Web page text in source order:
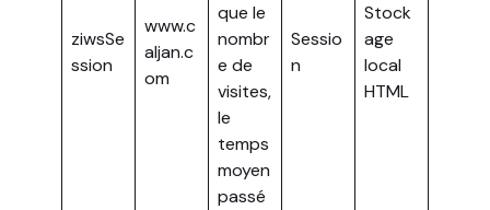
ziwsSe
ssion
www.c
aljan.c
om
que le
nombr
e de
visites,
le
temps
moyen
passé
Sessio
n
Stock
age
local
HTML